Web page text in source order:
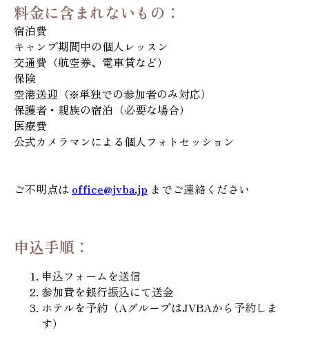
料金に含まれないもの：
宿泊費
キャンプ期間中の個人レッスン
交通費（航空券、電車賃など）
保険
空港送迎（※単独での参加者のみ対応）
保護者・親族の宿泊（必要な場合）
医療費
公式カメラマンによる個人フォトセッション
ご不明点は office@jvba.jp までご連絡ください
申込手順：
申込フォームを送信
参加費を銀行振込にて送金
ホテルを予約（AグループはJVBAから予約しま
す）